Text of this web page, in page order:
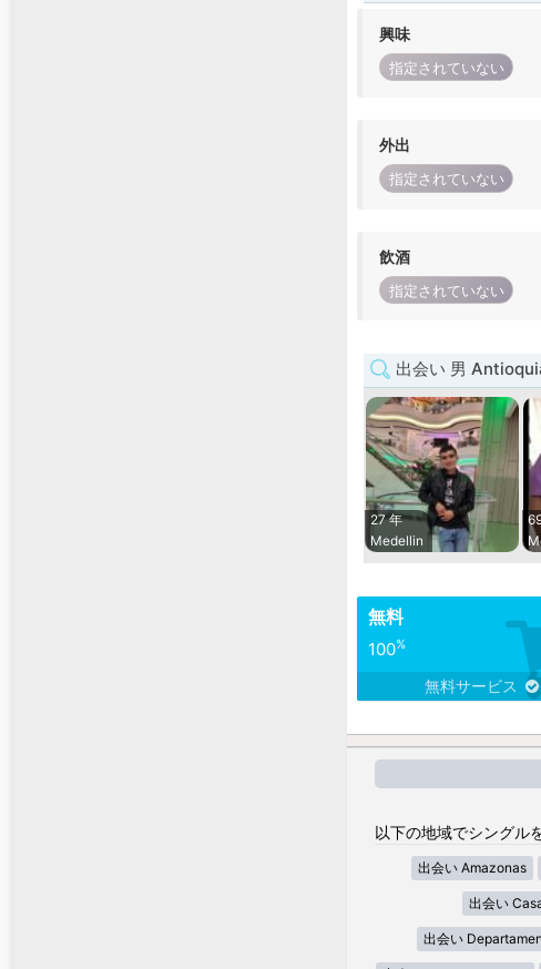
興味
指定されていない
外出
指定されていない
飲酒
指定されていない
出会い 男
27 年
Medellin
無料
100%
無料サービス
以下の地域でシングル
出会い Amazonas
出会い
出会い